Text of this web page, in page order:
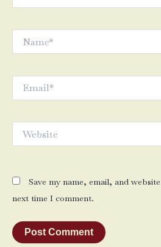
Save my name, email, and
next time I comment.